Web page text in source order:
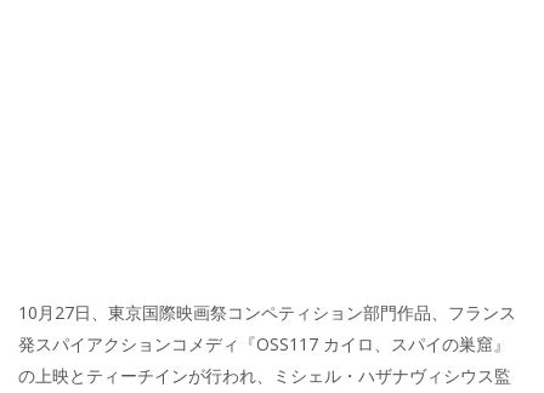
10月27日、東京国際映画祭コンペティション部門作品、フランス
発スパイアクションコメディ『OSS117 カイロ、スパイの巣窟』
の上映とティーチインが行われ、ミシェル・ハザナヴィシウス監